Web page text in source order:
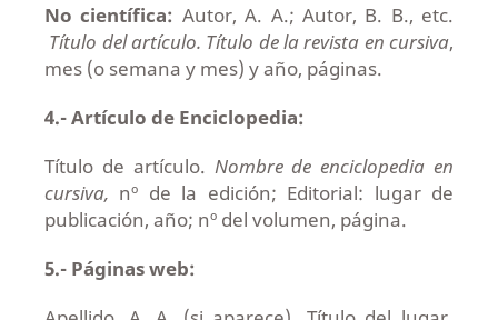
No científica: Autor, A. A.; Autor, B. B., etc.
Título del artículo. Título de la revista en cursiva,
mes (o semana y mes) y año, páginas.
4.- Artículo de Enciclopedia:
Título de artículo. Nombre de enciclopedia en
cursiva, nº de la edición; Editorial: lugar de
publicación, año; nº del volumen, página.
5.- Páginas web: